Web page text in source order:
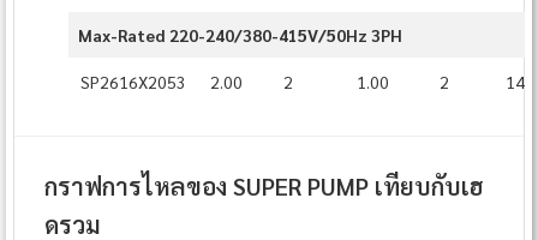
Max-Rated 220-240/380-415V/50Hz 3PH
SP2616X2053 2.00 2 1.00 2
กราฟการไหลของ SUPER PUMP เทียบกับเฮ
ดรวม